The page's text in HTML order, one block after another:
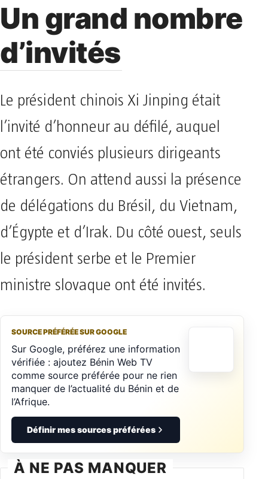
Un grand nombre
d’invités
Le président chinois Xi Jinping était
l’invité d’honneur au défilé, auquel
ont été conviés plusieurs dirigeants
étrangers. On attend aussi la présence
de délégations du Brésil, du Vietnam,
d’Égypte et d’Irak. Du côté ouest, seuls
le président serbe et le Premier
ministre slovaque ont été invités.
SOURCE PRÉFÉRÉE SUR GOOGLE
Sur Google, préférez une information
vérifiée : ajoutez Bénin Web TV
comme source préférée pour ne rien
manquer de l’actualité du Bénin et de
l’Afrique.
Définir mes sources préférées
À NE PAS MANQUER